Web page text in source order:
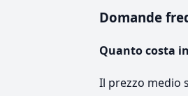
Domande
Quanto costa
Il prezzo medio